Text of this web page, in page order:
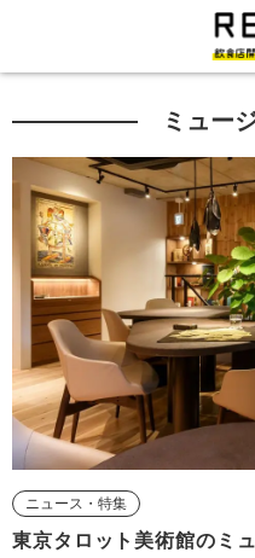
居抜
ミュー
ニュース・特集
東京タロット美術館のミ